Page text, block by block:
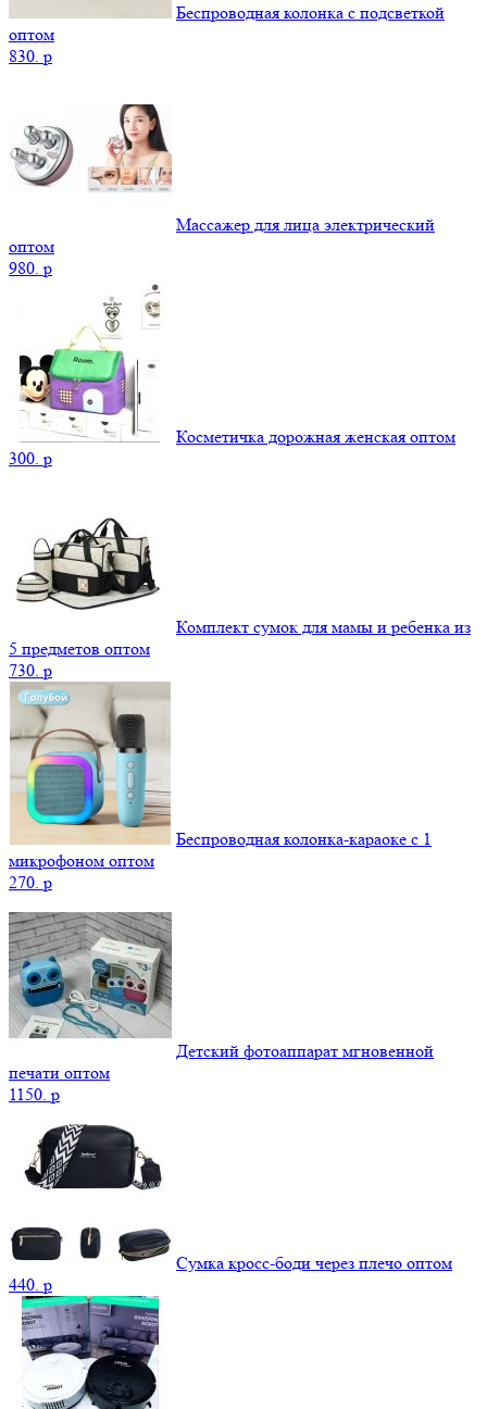
Беспроводная колонка с подсветкой
оптом
830. p
Массажер для лица электрический
оптом
980. p
Косметичка дорожная женская оптом
300. p
Комплект сумок для мамы и ребенка из
5 предметов оптом
730. p
Беспроводная колонка-караоке с 1
микрофоном оптом
270. p
Детский фотоаппарат мгновенной
печати оптом
1150. p
Сумка кросс-боди через плечо оптом
440. p